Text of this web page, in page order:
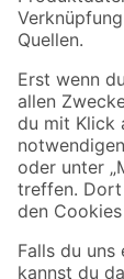
Sicher
Jetzt die